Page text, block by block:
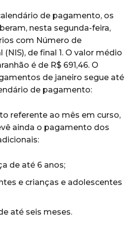
de pagamento, os
nesta segunda-feira,
com Número de
de final 1. O valor médio
é de R$ 691,46. O
de janeiro segue até
de pagamento:
referente ao mês em curso,
ainda o pagamento dos
de até 6 anos;
e crianças e adolescentes
até seis meses.